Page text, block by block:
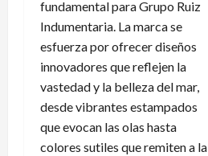
fundamental para Grupo Ruiz
Indumentaria. La marca se
esfuerza por ofrecer diseños
innovadores que reflejen la
vastedad y la belleza del mar,
desde vibrantes estampados
que evocan las olas hasta
colores sutiles que remiten a la